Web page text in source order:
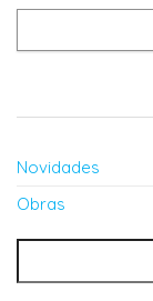
Novidades
Obras